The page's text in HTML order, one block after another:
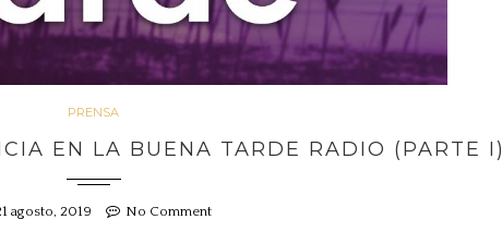
PRENSA
EN LA BUENA TARDE RADIO (PARTE I)
agosto, 2019 No Comment